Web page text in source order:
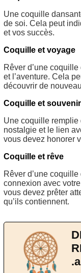
Une coquille
de soi. Cela peut
et vos succès.
Coquille et voyage
Rêver d’une
et l’aventure. Cela
découvrir de
Coquille et
Une coquille remplie
nostalgie et le lien
vous devez honorer
Coquille et rêve
Rêver d’une
connexion avec
vous devez prêter
qu’ils contiennent.